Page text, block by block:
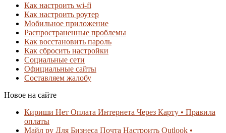
Как настроить wi-fi
Как настроить роутер
Мобильное приложение
Распространенные проблемы
Как восстановить пароль
Как сбросить настройки
Социальные сети
Официальные сайты
Составляем жалобу
Новое на сайте
Кириши Нет Оплата Интернета Через Карту • Правила
оплаты
Майл ру Для Бизнеса Почта Настроить Outlook •